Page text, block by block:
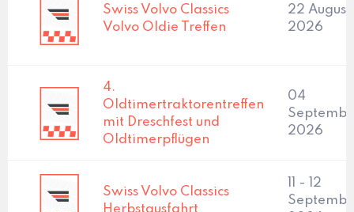
Swiss Volvo Classics
Volvo Oldie Treffen
22 August,
2026
4.
Oldtimertraktorentreffen
mit Dreschfest und
Oldtimerpflügen
04
2026
Swiss Volvo Classics
Herbstausfahrt
11 - 12